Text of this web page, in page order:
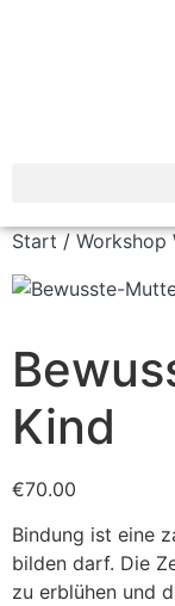
Start / Workshop
Kind
€70.00
Bindung ist eine
bilden darf. Die
zu erblühen und